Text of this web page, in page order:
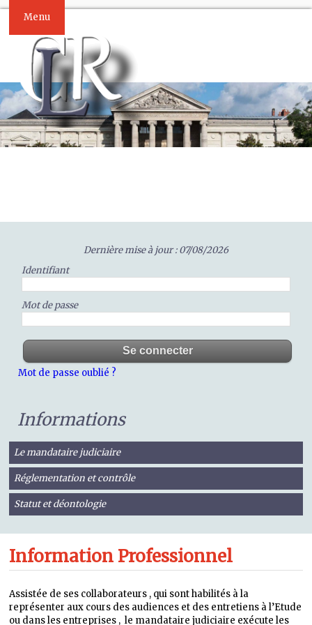
Menu
Dernière mise à jour : 07/08/2026
Identifiant
Mot de passe
Mot de passe oublié ?
Informations
Le mandataire judiciaire
Réglementation et contrôle
Statut et déontologie
Information Professionnel
Assistée de ses collaborateurs , qui sont habilités à la
représenter aux cours des audiences et des entretiens à l’Etude
ou dans les entreprises , le mandataire judiciaire exécute les